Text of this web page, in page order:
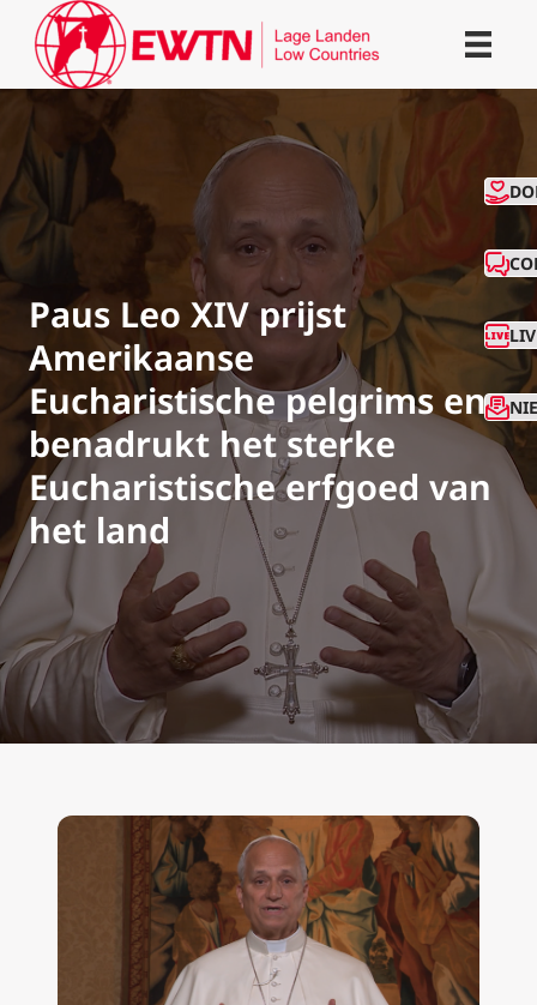
Paus Leo XIV prijst
Amerikaanse
Eucharistische pelgrims en
benadrukt het sterke
Eucharistische erfgoed van
het land